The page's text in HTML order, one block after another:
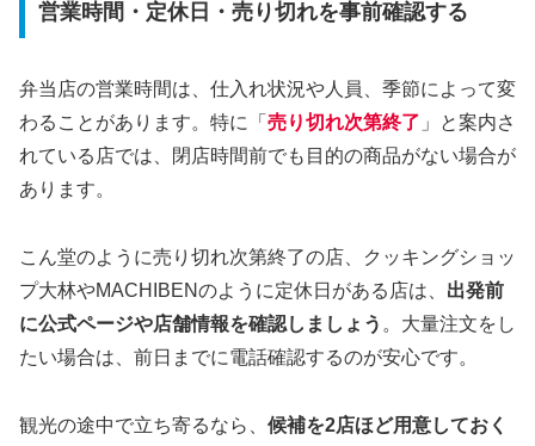
営業時間・定休日・売り切れを事前確認する
弁当店の営業時間は、仕入れ状況や人員、季節によって変
わることがあります。特に「 売り切れ次第終了 」と案内さ
れている店では、閉店時間前でも目的の商品がない場合が
あります。
こん堂のように売り切れ次第終了の店、クッキングショッ
プ大林やMACHIBENのように定休日がある店は、 出発前
に公式ページや店舗情報を確認しましょう 。大量注文をし
たい場合は、前日までに電話確認するのが安心です。
観光の途中で立ち寄るなら、 候補を2店ほど用意しておく